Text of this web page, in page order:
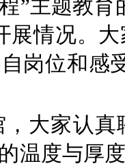
”主题教
展情况。
岗位和感
大家认
温度与厚